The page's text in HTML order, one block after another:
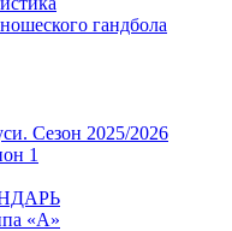
гандбола
Сезон 2025/2026
1
«А»